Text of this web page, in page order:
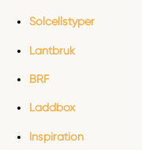
Solcellstyper
Lantbruk
BRF
Laddbox
Inspiration